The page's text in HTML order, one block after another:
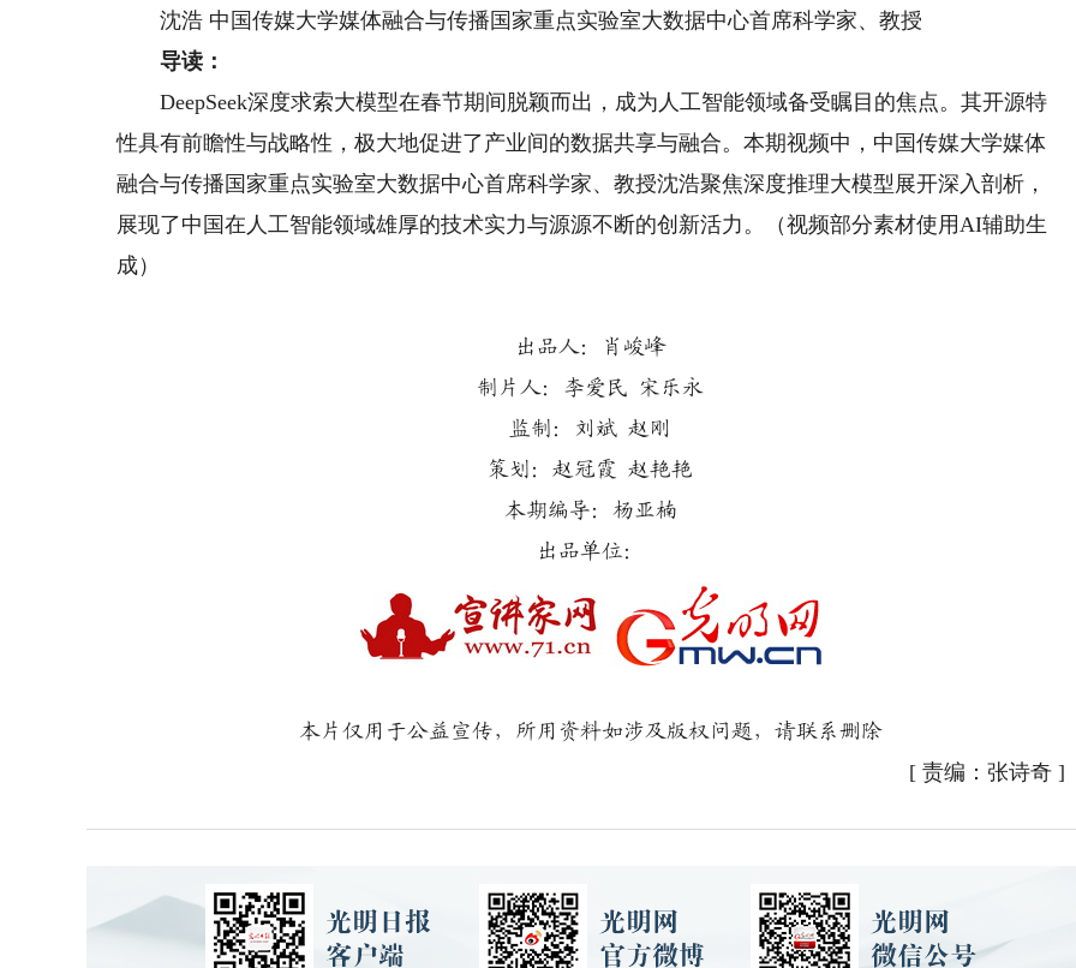
沈浩 中国传媒大学媒体融合与传播国家重点实验室大数据中心首席科学家、教授
导读：
DeepSeek深度求索大模型在春节期间脱颖而出，成为人工智能领域备受瞩目的焦点。其开源特
性具有前瞻性与战略性，极大地促进了产业间的数据共享与融合。本期视频中，中国传媒大学媒体
融合与传播国家重点实验室大数据中心首席科学家、教授沈浩聚焦深度推理大模型展开深入剖析，
展现了中国在人工智能领域雄厚的技术实力与源源不断的创新活力。（视频部分素材使用AI辅助生
成）
出品人：肖峻峰
制片人：李爱民 宋乐永
监制：刘斌 赵刚
策划：赵冠霞 赵艳艳
本期编导：杨亚楠
出品单位：
本片仅用于公益宣传，所用资料如涉及版权问题，请联系删除
[ 责编：张诗奇 ]